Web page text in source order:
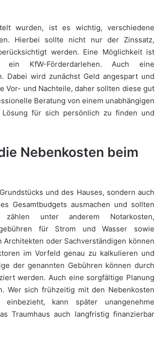
wurden, ist es wichtig, verschiedene
Hierbei sollte nicht nur der Zinssatz,
werden. Eine Möglichkeit ist
KfW-Förderdarlehen. Auch eine
Dabei wird zunächst Geld angespart und
Vor- und Nachteile, daher sollten diese gut
Beratung von einem unabhängigen
für sich persönlich zu finden und
Nebenkosten beim
und des Hauses, sondern auch
Gesamtbudgets ausmachen und sollten
unter anderem Notarkosten,
für Strom und Wasser sowie
oder Sachverständigen können
im Vorfeld genau zu kalkulieren und
der genannten Gebühren können durch
werden. Auch eine sorgfältige Planung
Wer sich frühzeitig mit den Nebenkosten
kann später unangenehme
Traumhaus auch langfristig finanzierbar